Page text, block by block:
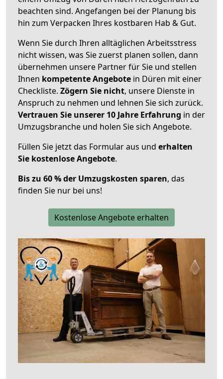
beachten sind. Angefangen bei der Planung bis
hin zum Verpacken Ihres kostbaren Hab & Gut.
Wenn Sie durch Ihren alltäglichen Arbeitsstress
nicht wissen, was Sie zuerst planen sollen, dann
übernehmen unsere Partner für Sie und stellen
Ihnen kompetente Angebote in Düren mit einer
Checkliste. Zögern Sie nicht, unsere Dienste in
Anspruch zu nehmen und lehnen Sie sich zurück.
Vertrauen Sie unserer 10 Jahre Erfahrung in der
Umzugsbranche und holen Sie sich Angebote.
Füllen Sie jetzt das Formular aus und erhalten
Sie kostenlose Angebote.
Bis zu 60 % der Umzugskosten sparen, das
finden Sie nur bei uns!
Kostenlose Angebote erhalten